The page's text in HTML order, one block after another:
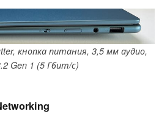
кнопка питания, 3,5 мм аудио,
Gen 1 (5 Гбит/с)